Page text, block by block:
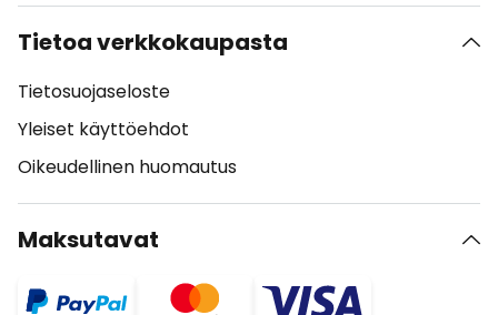
Tietoa verkkokaupasta
Tietosuojaseloste
Yleiset käyttöehdot
Oikeudellinen huomautus
Maksutavat